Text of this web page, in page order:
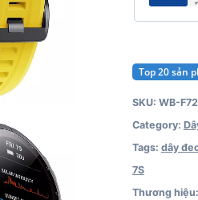
Top 20 sản
SKU: WB-
Category:
Tags: dây
7S
Thương hiệu: